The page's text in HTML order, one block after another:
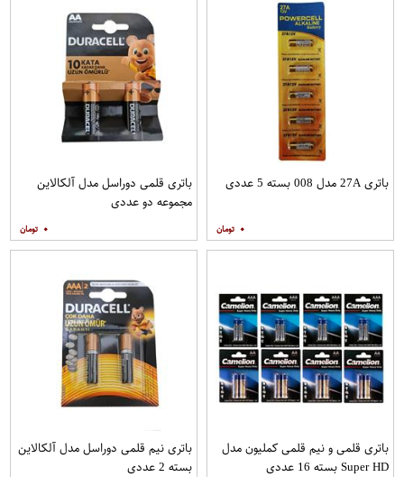
باتری 27A مدل 008 بسته 5 عددی
۰
باتری قلمی دوراسل مدل آلکالاین
مجموعه دو عددی
۰
باتری قلمی و نیم قلمی کملیون مدل
Super HD بسته 16 عددی
باتری نیم قلمی دوراسل مدل آلکالاین
بسته 2 عددی